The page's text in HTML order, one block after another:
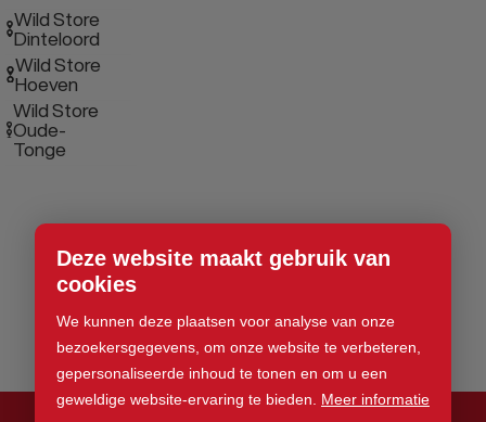
Deze website maakt gebruik van
cookies
We kunnen deze plaatsen voor analyse van onze
bezoekersgegevens, om onze website te verbeteren,
gepersonaliseerde inhoud te tonen en om u een
geweldige website-ervaring te bieden. Meer informatie
Wild Store
Dinteloord
Wild Store
Hoeven
Wild Store
Oude-
Tonge